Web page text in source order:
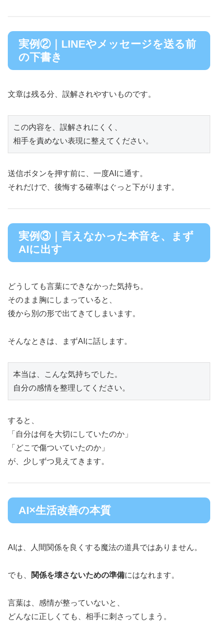
実例②｜LINEやメッセージを送る前
の下書き
文章は残る分、誤解されやすいものです。
この内容を、誤解されにくく、
送信ボタンを押す前に、一度AIに通す。
それだけで、後悔する確率はぐっと下がります。
実例③｜言えなかった本音を、まず
AIに出す
どうしても言葉にできなかった気持ち。
そのまま胸にしまっていると、
後から別の形で出てきてしまいます。
そんなときは、まずAIに話します。
本当は、こんな気持ちでした。
すると、
「自分は何を大切にしていたのか」
「どこで傷ついていたのか」
が、少しずつ見えてきます。
AI×生活改善の本質
AIは、人間関係を良くする魔法の道具ではありません。
でも、 関係を壊さないための準備にはなれます。
言葉は、感情が整っていないと、
どんなに正しくても、相手に刺さってしまう。